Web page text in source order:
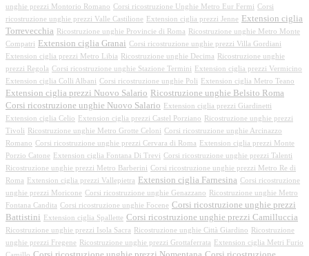
unghie prezzi Montorio Romano Corsi ricostruzione Unghie Metro Eur Fermi Corsi
ricostruzione unghie prezzi Valle Castilione
Extension ciglia prezzi Jenne
Extension ciglia
Torrevecchia
Ricostruzione unghie Provincie di Roma
Ricostruzione unghie Metro Monte
Compatri
Extension ciglia Granai Corsi ricostruzione unghie prezzi Villa Gordiani
Extension ciglia prezzi Metro Libia
Ricostruzione unghie Decima
Ricostruzione unghie
prezzi Regola Corsi ricostruzione unghie Stazione Termini
Extension ciglia prezzi Vermicino
Extension ciglia Colli Albani Corsi ricostruzione unghie Poli Extension ciglia Metro Teano
Extension ciglia prezzi Nuovo Salario Ricostruzione unghie Belsito Roma
Corsi ricostruzione unghie Nuovo Salario
Extension ciglia prezzi Giardinetti
Extension ciglia Celio
Extension ciglia prezzi Castel Porziano
Ricostruzione unghie prezzi
Tivoli
Ricostruzione unghie Metro Grotte Celoni Corsi ricostruzione unghie Arcinazzo
Romano Corsi ricostruzione unghie prezzi Cervara di Roma
Extension ciglia prezzi Monte
Porzio Catone
Extension ciglia Fontana Di Trevi Corsi ricostruzione unghie prezzi Talenti
Ricostruzione unghie prezzi Metro Barberini Corsi ricostruzione unghie prezzi Metro Re di
Roma
Extension ciglia prezzi Vallepietra Extension ciglia Farnesina Corsi ricostruzione
unghie prezzi Moricone Corsi ricostruzione unghie Genazzano
Ricostruzione unghie Metro
Fontana Candita Corsi ricostruzione unghie Focene Corsi ricostruzione unghie prezzi
Battistini
Extension ciglia Spallette Corsi ricostruzione unghie prezzi Camilluccia
Ricostruzione unghie prezzi Isola Sacra Ricostruzione unghie Città Giardino
Ricostruzione
unghie prezzi Fregene
Ricostruzione unghie prezzi Grottaferrata
Extension ciglia Metri Furio